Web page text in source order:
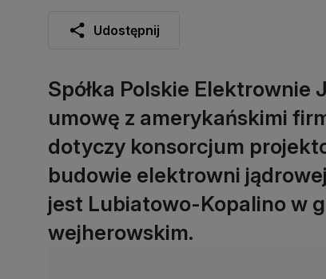
Udostępnij
Spółka Polskie Elektrownie
umowę z amerykańskimi
dotyczy konsorcjum
budowie elektrowni
jest Lubiatowo-Kopalino w
wejherowskim.